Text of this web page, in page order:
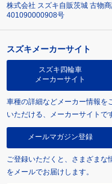
株式会社 スズキ自販茨城 古物
401090000908号
スズキメーカーサイト
スズキ四輪車
メーカーサイト
車種の詳細などメーカー情報を
いただける、メーカーサイトで
メールマガジン登録
ご登録いただくと、さまざまな
をメールでお届けします。